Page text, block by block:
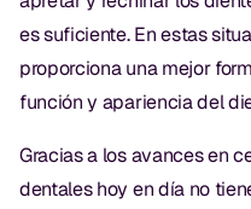
Dentaduras
Implantes Dentales
Dentaduras en el Mismo Día
Implantes el Mismo Día
es suficiente. En estas
proporciona una mejor
función y apariencia del
Gracias a los avances en
dentales hoy en día no